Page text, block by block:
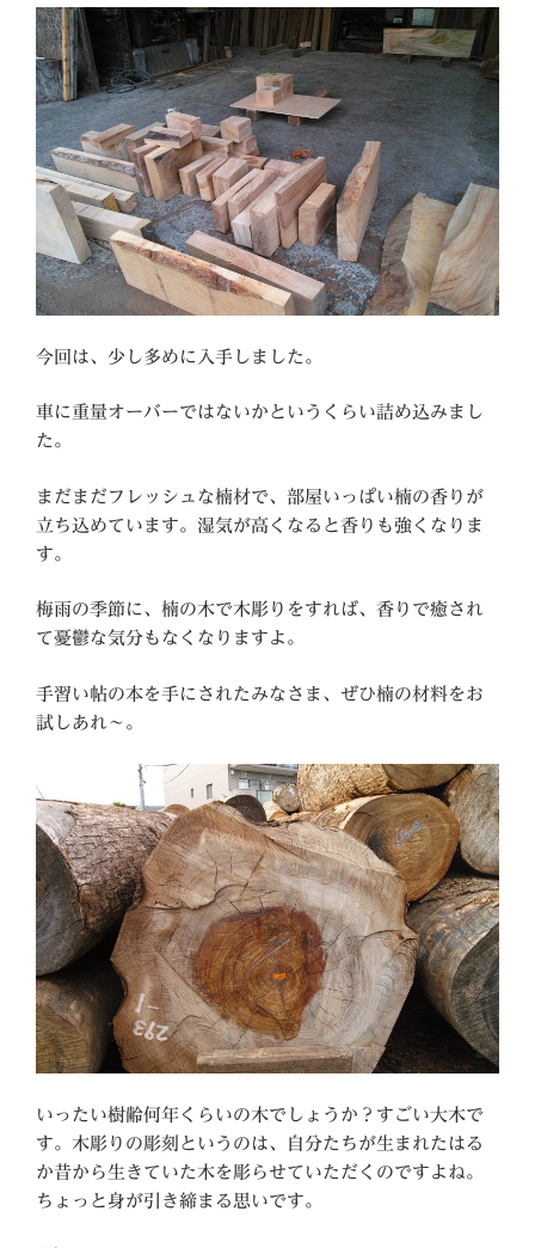
今回は、少し多めに入手しました。
車に重量オーバーではないかというくらい詰め込みまし
た。
まだまだフレッシュな楠材で、部屋いっぱい楠の香りが
立ち込めています。湿気が高くなると香りも強くなりま
す。
梅雨の季節に、楠の木で木彫りをすれば、香りで癒され
て憂鬱な気分もなくなりますよ。
手習い帖の本を手にされたみなさま、ぜひ楠の材料をお
試しあれ～。
いったい樹齢何年くらいの木でしょうか？すごい大木で
す。木彫りの彫刻というのは、自分たちが生まれたはる
か昔から生きていた木を彫らせていただくのですよね。
ちょっと身が引き締まる思いです。